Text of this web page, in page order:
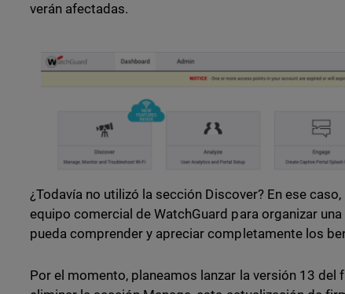
verán afectadas.
¿Todavía no utilizó la sección Discover? En ese
equipo comercial de WatchGuard para organizar
pueda comprender y apreciar completamente los
Por el momento, planeamos lanzar la versión 13